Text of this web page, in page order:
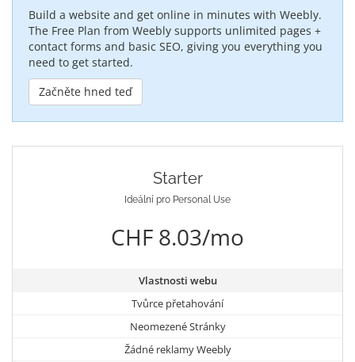
Build a website and get online in minutes with Weebly.
The Free Plan from Weebly supports unlimited pages +
contact forms and basic SEO, giving you everything you
need to get started.
Začněte hned teď
Starter
Ideální pro Personal Use
CHF 8.03/mo
Vlastnosti webu
Tvůrce přetahování
Neomezené Stránky
Žádné reklamy Weebly